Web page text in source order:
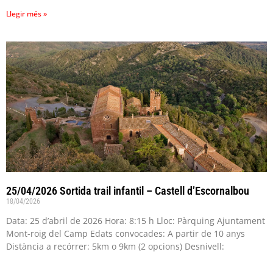
Llegir més »
25/04/2026 Sortida trail infantil – Castell d’Escornalbou
18/04/2026
Data: 25 d’abril de 2026 Hora: 8:15 h Lloc: Pàrquing Ajuntament
Mont-roig del Camp Edats convocades: A partir de 10 anys
Distància a recórrer: 5km o 9km (2 opcions) Desnivell: